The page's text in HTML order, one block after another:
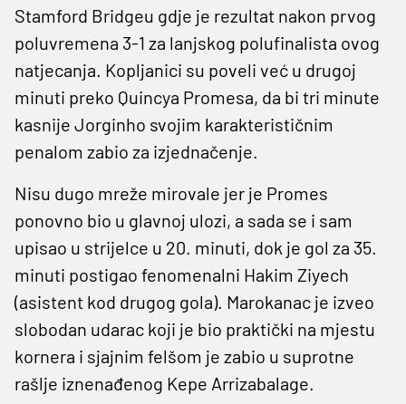
Stamford Bridgeu gdje je rezultat nakon prvog
poluvremena 3-1 za lanjskog polufinalista ovog
natjecanja. Kopljanici su poveli već u drugoj
minuti preko Quincya Promesa, da bi tri minute
kasnije Jorginho svojim karakterističnim
penalom zabio za izjednačenje.
Nisu dugo mreže mirovale jer je Promes
ponovno bio u glavnoj ulozi, a sada se i sam
upisao u strijelce u 20. minuti, dok je gol za 35.
minuti postigao fenomenalni Hakim Ziyech
(asistent kod drugog gola). Marokanac je izveo
slobodan udarac koji je bio praktički na mjestu
kornera i sjajnim felšom je zabio u suprotne
rašlje iznenađenog Kepe Arrizabalage.